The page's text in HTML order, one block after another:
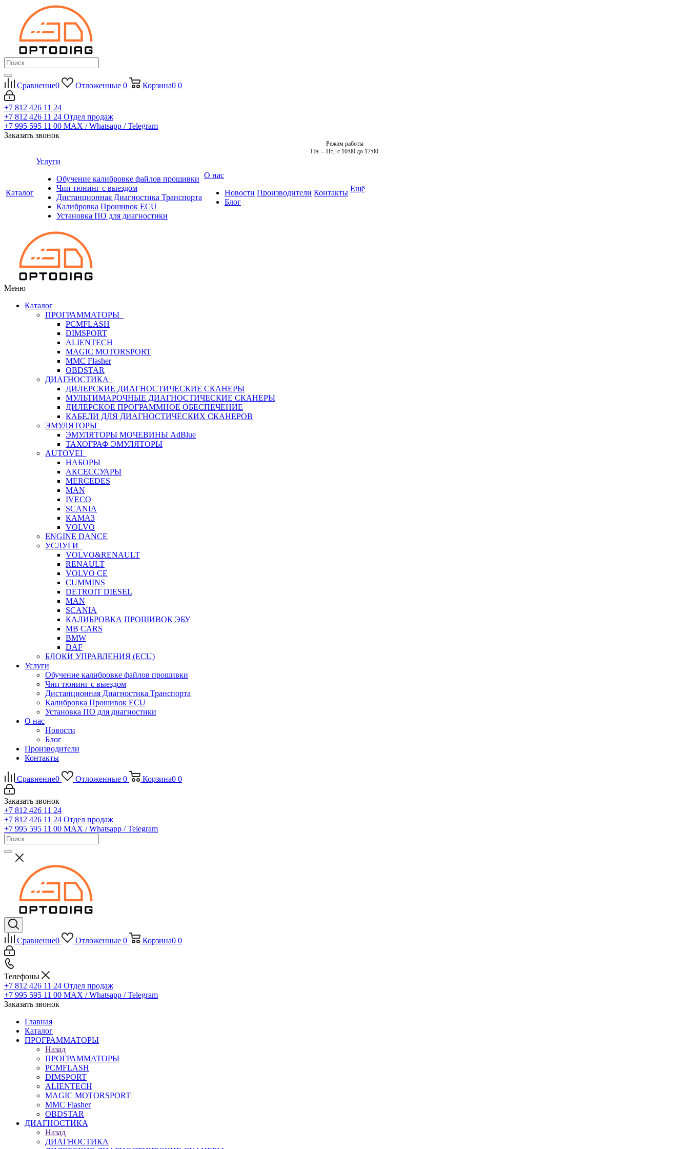
Сравнение0 Отложенные 0 Корзина0 0
+7 812 426 11 24
+7 812 426 11 24 Отдел продаж
+7 995 595 11 00 MAX / Whatsapp / Telegram
Заказать звонок
Режим работы
Пн. – Пт.: с 10:00 до 17:00
Каталог
Услуги
Обучение калибровке файлов прошивки
Чип тюнинг с выездом
Дистанционная Диагностика Транспорта
Калибровка Прошивок ECU
Установка ПО для диагностики
О нас
Новости
Блог
Производители Контакты Ещё
Меню
Каталог
ПРОГРАММАТОРЫ
PCMFLASH
DIMSPORT
ALIENTECH
MAGIC MOTORSPORT
MMC Flasher
OBDSTAR
ДИАГНОСТИКА
ДИЛЕРСКИЕ ДИАГНОСТИЧЕСКИЕ СКАНЕРЫ
МУЛЬТИМАРОЧНЫЕ ДИАГНОСТИЧЕСКИЕ СКАНЕРЫ
ДИЛЕРСКОЕ ПРОГРАММНОЕ ОБЕСПЕЧЕНИЕ
КАБЕЛИ ДЛЯ ДИАГНОСТИЧЕСКИХ СКАНЕРОВ
ЭМУЛЯТОРЫ
ЭМУЛЯТОРЫ МОЧЕВИНЫ АdBlue
ТАХОГРАФ ЭМУЛЯТОРЫ
AUTOVEI
НАБОРЫ
АКСЕССУАРЫ
MERCEDES
MAN
IVECO
SCANIA
КАМАЗ
VOLVO
ENGINE DANCE
УСЛУГИ
VOLVO&RENAULT
RENAULT
VOLVO CE
CUMMINS
DETROIT DIESEL
MAN
SCANIA
КАЛИБРОВКА ПРОШИВОК ЭБУ
MB CARS
BMW
DAF
БЛОКИ УПРАВЛЕНИЯ (ECU)
Услуги
Обучение калибровке файлов прошивки
Чип тюнинг с выездом
Дистанционная Диагностика Транспорта
Калибровка Прошивок ECU
Установка ПО для диагностики
О нас
Новости
Блог
Производители
Контакты
Сравнение0 Отложенные 0 Корзина0 0
Заказать звонок
+7 812 426 11 24
+7 812 426 11 24 Отдел продаж
+7 995 595 11 00 MAX / Whatsapp / Telegram
Сравнение0 Отложенные 0 Корзина0 0
Телефоны
+7 812 426 11 24 Отдел продаж
+7 995 595 11 00 MAX / Whatsapp / Telegram
Заказать звонок
Главная
Каталог
ПРОГРАММАТОРЫ
Назад
ПРОГРАММАТОРЫ
PCMFLASH
DIMSPORT
ALIENTECH
MAGIC MOTORSPORT
MMC Flasher
OBDSTAR
ДИАГНОСТИКА
Назад
ДИАГНОСТИКА